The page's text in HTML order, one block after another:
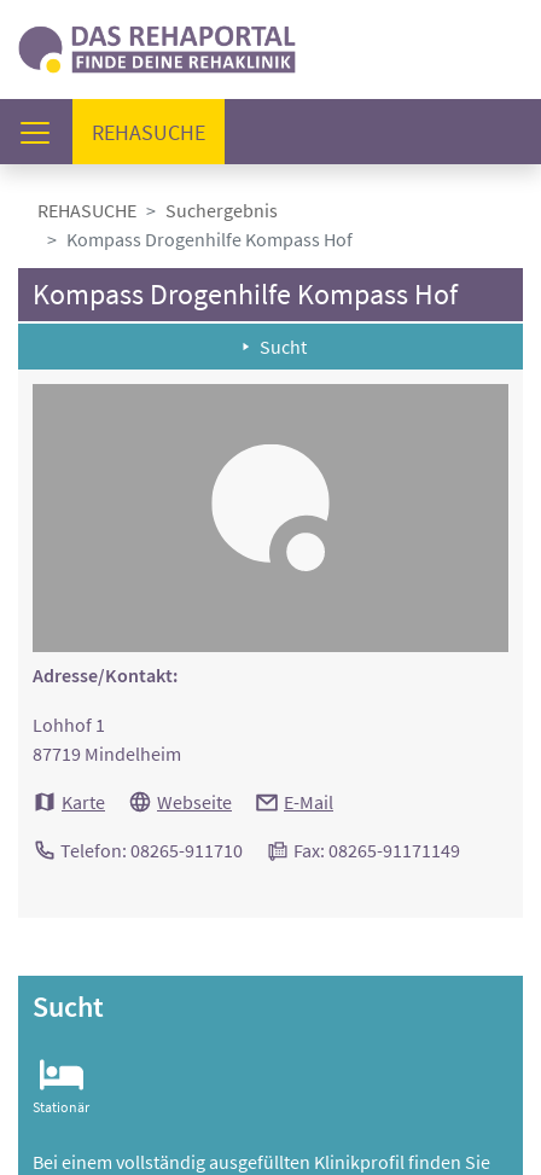
REHASUCHE(AKTUELL)
REHASUCHE
Suchergebnis
Kompass Drogenhilfe Kompass Hof
Kompass Drogenhilfe Kompass Hof
Sucht
Adresse/Kontakt:
Lohhof 1
87719 Mindelheim
Karte
Webseite E-Mail
Telefon: 08265-911710 Fax: 08265-91171149
Sucht
Stationär
Bei einem vollständig ausgefüllten Klinikprofil finden Sie